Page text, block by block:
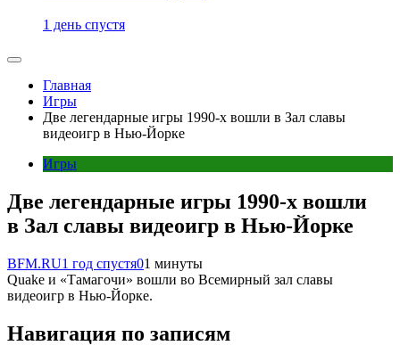
1 день спустя
Главная
Игры
Две легендарные игры 1990-х вошли в Зал славы
видеоигр в Нью-Йорке
Игры
Две легендарные игры 1990-х вошли
в Зал славы видеоигр в Нью-Йорке
BFM.RU1 год спустя01 минуты
Quake и «Тамагочи» вошли во Всемирный зал славы
видеоигр в Нью-Йорке.
Навигация по записям